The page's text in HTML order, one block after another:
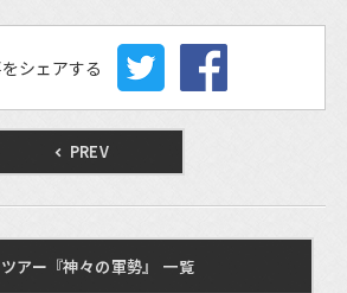
シェアする
PREV
アー『神々の軍勢』 一覧